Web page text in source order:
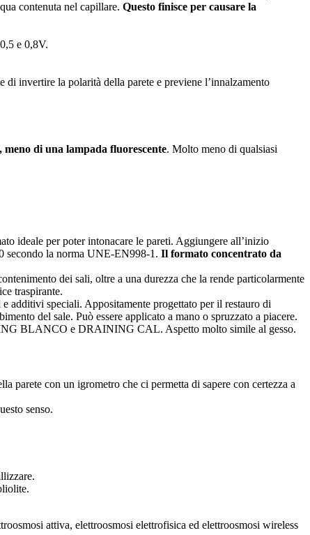
contenuta nel capillare. Questo finisce per causare la
e 0,8V.
invertire la polarità della parete e previene l’innalzamento
di una lampada fluorescente. Molto meno di qualsiasi
ideale per poter intonacare le pareti. Aggiungere all’inizio
secondo la norma UNE-EN998-1. Il formato concentrato da
dei sali, oltre a una durezza che la rende particolarmente
traspirante.
additivi speciali. Appositamente progettato per il restauro di
del sale. Può essere applicato a mano o spruzzato a piacere.
BLANCO e DRAINING CAL. Aspetto molto simile al gesso.
parete con un igrometro che ci permetta di sapere con certezza a
senso.
attiva, elettroosmosi elettrofisica ed elettroosmosi wireless